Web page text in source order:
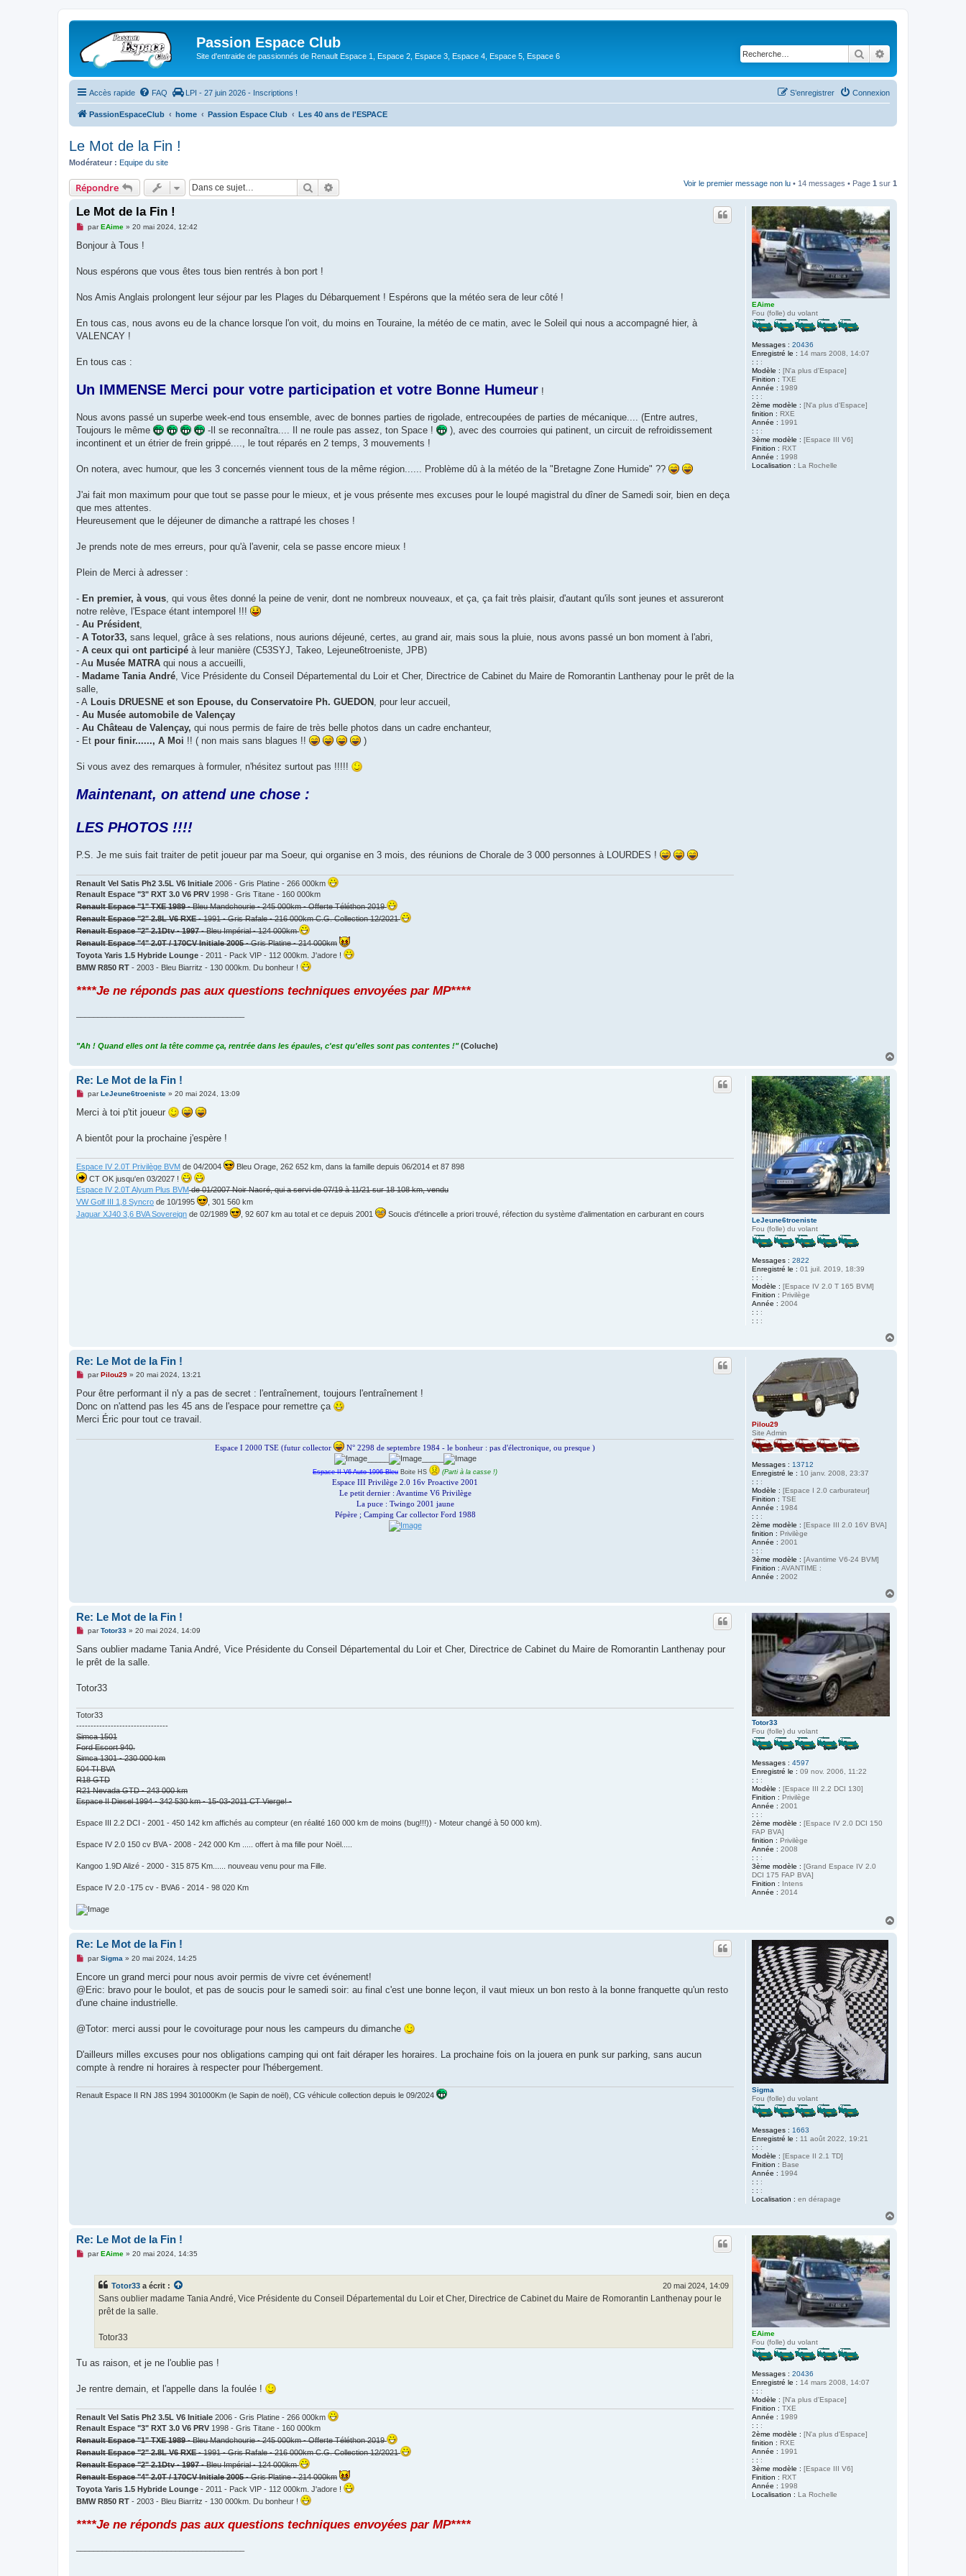
Passion Espace Club
Site d'entraide de passionnés de Renault Espace 1, Espace 2, Espace 3, Espace 4, Espace 5, Espace 6 Rechercher
Accès rapide FAQ LPI - 27 juin 2026 - Inscriptions ! Connexion
S’enregistrer
PassionEspaceClub home Passion Espace Club Les 40 ans de l'ESPACE
Le Mot de la Fin !
Modérateur : Equipe du site
Répondre Rechercher Voir le premier message non lu • 14 messages • Page 1 sur 1
EAime
Fou (folle) du volant
Messages : 20436
Enregistré le : 14 mars 2008, 14:07
: : :
Modèle : [N'a plus d'Espace]
Finition : TXE
Année : 1989
: : :
2ème modèle : [N'a plus d'Espace]
finition : RXE
Année : 1991
: : :
3ème modèle : [Espace III V6]
Finition : RXT
Année : 1998
Localisation : La Rochelle
Le Mot de la Fin !
M
s
g
o
u
parEAime» 20 mai 2024, 12:42
Bonjour à Tous !
Nous espérons que vous êtes tous bien rentrés à bon port !
Nos Amis Anglais prolongent leur séjour par les Plages du Débarquement ! Espérons que la météo sera de leur côté !
En tous cas, nous avons eu de la chance lorsque l'on voit, du moins en Touraine, la météo de ce matin, avec le Soleil qui nous a accompagné hier, à
VALENCAY !
En tous cas :
Un IMMENSE Merci pour votre participation et votre Bonne Humeur !
Nous avons passé un superbe week-end tous ensemble, avec de bonnes parties de rigolade, entrecoupées de parties de mécanique.... (Entre autres,
Toujours le même
-Il se reconnaîtra.... Il ne roule pas assez, ton Space !
), avec des courroies qui patinent, un circuit de refroidissement
incontinent et un étrier de frein grippé...., le tout réparés en 2 temps, 3 mouvements !
On notera, avec humour, que les 3 concernés viennent tous de la même région...... Problème dû à la météo de la "Bretagne Zone Humide" ??
J'ai fait mon maximum pour que tout se passe pour le mieux, et je vous présente mes excuses pour le loupé magistral du dîner de Samedi soir, bien en deça
que mes attentes.
Heureusement que le déjeuner de dimanche a rattrapé les choses !
Je prends note de mes erreurs, pour qu'à l'avenir, cela se passe encore mieux !
Plein de Merci à adresser :
- En premier, à vous, qui vous êtes donné la peine de venir, dont ne nombreux nouveaux, et ça, ça fait très plaisir, d'autant qu'ils sont jeunes et assureront
notre relève, l'Espace étant intemporel !!!
- Au Président,
- A Totor33, sans lequel, grâce à ses relations, nous aurions déjeuné, certes, au grand air, mais sous la pluie, nous avons passé un bon moment à l'abri,
- A ceux qui ont participé à leur manière (C53SYJ, Takeo, Lejeune6troeniste, JPB)
- Au Musée MATRA qui nous a accueilli,
- Madame Tania André, Vice Présidente du Conseil Départemental du Loir et Cher, Directrice de Cabinet du Maire de Romorantin Lanthenay pour le prêt de la
salle,
- A Louis DRUESNE et son Epouse, du Conservatoire Ph. GUEDON , pour leur accueil,
- Au Musée automobile de Valençay
- Au Château de Valençay, qui nous permis de faire de très belle photos dans un cadre enchanteur,
- Et pour finir......, A Moi !! ( non mais sans blagues !! )
Si vous avez des remarques à formuler, n'hésitez surtout pas !!!!!
Maintenant, on attend une chose :
LES PHOTOS !!!!
P.S. Je me suis fait traiter de petit joueur par ma Soeur, qui organise en 3 mois, des réunions de Chorale de 3 000 personnes à LOURDES !
Renault Vel Satis Ph2 3.5L V6 Initiale 2006 - Gris Platine - 266 000km
Renault Espace "3" RXT 3.0 V6 PRV 1998 - Gris Titane - 160 000km
Renault Espace "1" TXE 1989- Bleu Mandchourie - 245 000km - Offerte Téléthon 2019
Renault Espace "2" 2.8L V6 RXE- 1991 - Gris Rafale - 216 000km C.G. Collection 12/2021
Renault Espace "2" 2.1Dtv - 1997- Bleu Impérial - 124 000km
Renault Espace "4" 2.0T / 170CV Initiale 2005- Gris Platine - 214 000km
Toyota Yaris 1.5 Hybride Lounge - 2011 - Pack VIP - 112 000km. J'adore !
BMW R850 RT - 2003 - Bleu Biarritz - 130 000km. Du bonheur !
****Je ne réponds pas aux questions techniques envoyées par MP****
"Ah ! Quand elles ont la tête comme ça, rentrée dans les épaules, c'est qu'elles sont pas contentes !" (Coluche)
LeJeune6troeniste
Fou (folle) du volant
Messages : 2822
Enregistré le : 01 juil. 2019, 18:39
: : :
Modèle : [Espace IV 2.0 T 165 BVM]
Finition : Privilège
Année : 2004
: : :
: : :
Re: Le Mot de la Fin !
M
s
g
n
l
u
parLeJeune6troeniste» 20 mai 2024, 13:09
Merci à toi p'tit joueur
A bientôt pour la prochaine j'espère !
Espace IV 2.0T Privilège BVM de 04/2004
Bleu Orage, 262 652 km, dans la famille depuis 06/2014 et 87 898
CT OK jusqu'en 03/2027 !
Espace IV 2.0T Alyum Plus BVMde 01/2007 Noir Nacré, qui a servi de 07/19 à 11/21 sur 18 108 km, vendu
VW Golf III 1,8 Syncro de 10/1995
, 301 560 km
Jaguar XJ40 3,6 BVA Sovereign de 02/1989 , 92 607 km au total et ce depuis 2001 Soucis d'étincelle a priori trouvé, réfection du système d'alimentation en carburant en cours
Pilou29
Site Admin
Messages : 13712
Enregistré le : 10 janv. 2008, 23:37
: : :
Modèle : [Espace I 2.0 carburateur]
Finition : TSE
Année : 1984
: : :
2ème modèle : [Espace III 2.0 16V BVA]
finition : Privilège
Année : 2001
: : :
3ème modèle : [Avantime V6-24 BVM]
Finition : AVANTIME :
Année : 2002
Re: Le Mot de la Fin !
M
s
a
g
parPilou29» 20 mai 2024, 13:21
Pour être performant il n'y a pas de secret : l'entraînement, toujours l'entraînement !
Donc on n'attend pas les 45 ans de l'espace pour remettre ça
Merci Éric pour tout ce travail.
Espace I 2000 TSE (futur collector
N° 2298 de septembre 1984 - le bonheur : pas d'électronique, ou presque )
_____
_____
Espace II V6 Auto 1996 Bleu Boite HS (Parti à la casse !)
Espace III Privilège 2.0 16v Proactive 2001
Le petit dernier : Avantime V6 Privilège
La puce : Twingo 2001 jaune
Pépère ; Camping Car collector Ford 1988
Totor33
Fou (folle) du volant
Messages : 4597
Enregistré le : 09 nov. 2006, 11:22
: : :
Modèle : [Espace III 2.2 DCI 130]
Finition : Privilège
Année : 2001
: : :
2ème modèle : [Espace IV 2.0 DCI 150
FAP BVA]
finition : Privilège
Année : 2008
: : :
3ème modèle : [Grand Espace IV 2.0
DCI 175 FAP BVA]
Finition : Intens
Année : 2014
Re: Le Mot de la Fin !
M
s
a
n
n
l
u
parTotor33» 20 mai 2024, 14:09
Sans oublier madame Tania André, Vice Présidente du Conseil Départemental du Loir et Cher, Directrice de Cabinet du Maire de Romorantin Lanthenay pour
le prêt de la salle.
Totor33
Totor33
--------------------------------
Simca 1501
Ford Escort 940.
Simca 1301 - 230 000 km
504 TI BVA
R18 GTD
R21 Nevada GTD - 243 000 km
Espace II Diesel 1994 - 342 530 km - 15-03-2011 CT Vierge! -
Espace III 2.2 DCI - 2001 - 450 142 km affichés au compteur (en réalité 160 000 km de moins (bug!!!)) - Moteur changé à 50 000 km).
Espace IV 2.0 150 cv BVA - 2008 - 242 000 Km ..... offert à ma fille pour Noël.....
Kangoo 1.9D Alizé - 2000 - 315 875 Km...... nouveau venu pour ma Fille.
Espace IV 2.0 -175 cv - BVA6 - 2014 - 98 020 Km
Sigma
Fou (folle) du volant
Messages : 1663
Enregistré le : 11 août 2022, 19:21
: : :
Modèle : [Espace II 2.1 TD]
Finition : Base
Année : 1994
: : :
: : :
Localisation : en dérapage
Re: Le Mot de la Fin !
M
s
a
g
o
u
parSigma » 20 mai 2024, 14:25
Encore un grand merci pour nous avoir permis de vivre cet événement!
@Eric: bravo pour le boulot, et pas de soucis pour le samedi soir: au final c'est une bonne leçon, il vaut mieux un bon resto à la bonne franquette qu'un resto
d'une chaine industrielle.
@Totor: merci aussi pour le covoiturage pour nous les campeurs du dimanche
D'ailleurs milles excuses pour nos obligations camping qui ont fait déraper les horaires. La prochaine fois on la jouera en punk sur parking, sans aucun
compte à rendre ni horaires à respecter pour l'hébergement.
Renault Espace II RN J8S 1994 301000Km (le Sapin de noël), CG véhicule collection depuis le 09/2024
EAime
Fou (folle) du volant
Messages : 20436
Enregistré le : 14 mars 2008, 14:07
: : :
Modèle : [N'a plus d'Espace]
Finition : TXE
Année : 1989
: : :
2ème modèle : [N'a plus d'Espace]
finition : RXE
Année : 1991
: : :
3ème modèle : [Espace III V6]
Finition : RXT
Année : 1998
Localisation : La Rochelle
Re: Le Mot de la Fin !
MparEAime» 20 mai 2024, 14:35
Totor33 a écrit : 20 mai 2024, 14:09
Sans oublier madame Tania André, Vice Présidente du Conseil Départemental du Loir et Cher, Directrice de Cabinet du Maire de Romorantin Lanthenay pour le
prêt de la salle.
Totor33
Tu as raison, et je ne l'oublie pas !
Je rentre demain, et l'appelle dans la foulée !
Renault Vel Satis Ph2 3.5L V6 Initiale 2006 - Gris Platine - 266 000km
Renault Espace "3" RXT 3.0 V6 PRV 1998 - Gris Titane - 160 000km
Renault Espace "1" TXE 1989- Bleu Mandchourie - 245 000km - Offerte Téléthon 2019
Renault Espace "2" 2.8L V6 RXE- 1991 - Gris Rafale - 216 000km C.G. Collection 12/2021
Renault Espace "2" 2.1Dtv - 1997- Bleu Impérial - 124 000km
Renault Espace "4" 2.0T / 170CV Initiale 2005- Gris Platine - 214 000km
Toyota Yaris 1.5 Hybride Lounge - 2011 - Pack VIP - 112 000km. J'adore !
BMW R850 RT - 2003 - Bleu Biarritz - 130 000km. Du bonheur !
****Je ne réponds pas aux questions techniques envoyées par MP****